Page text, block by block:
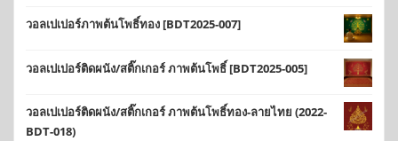
วอลเปเปอร์ภาพต้นโพธิ์ทอง [BDT2025-007]
วอลเปเปอร์ติดผนัง/สติ๊กเกอร์ ภาพต้นโพธิ์ [BDT2025-005]
วอลเปเปอร์ติดผนัง/สติ๊กเกอร์ ภาพต้นโพธิ์ทอง-ลายไทย (2022-
BDT-018)